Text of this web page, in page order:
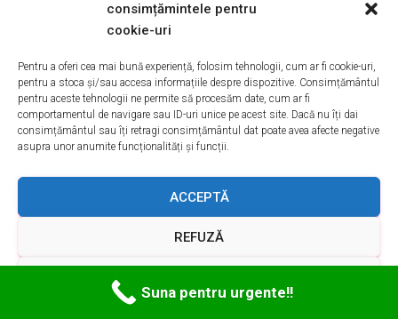
consimțămintele pentru
cookie-uri
Pentru a oferi cea mai bună experiență, folosim tehnologii, cum ar fi cookie-uri,
pentru a stoca și/sau accesa informațiile despre dispozitive. Consimțământul
pentru aceste tehnologii ne permite să procesăm date, cum ar fi
comportamentul de navigare sau ID-uri unice pe acest site. Dacă nu îți dai
consimțământul sau îți retragi consimțământul dat poate avea afecte negative
asupra unor anumite funcționalități și funcții.
ACCEPTĂ
REFUZĂ
Mentenanta Uscatoare Rufe Sector 5
BUCURESTI
Suna pentru urgente!!